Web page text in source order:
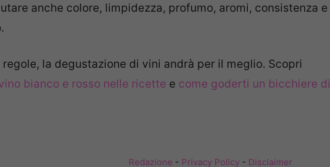
anche colore, limpidezza, profumo, aromi, consistenza e
la degustazione di vini andrà per il meglio. Scopri
bianco e rosso nelle ricette e come goderti un bicchiere di
Redazione - Privacy Policy- Disclaimer